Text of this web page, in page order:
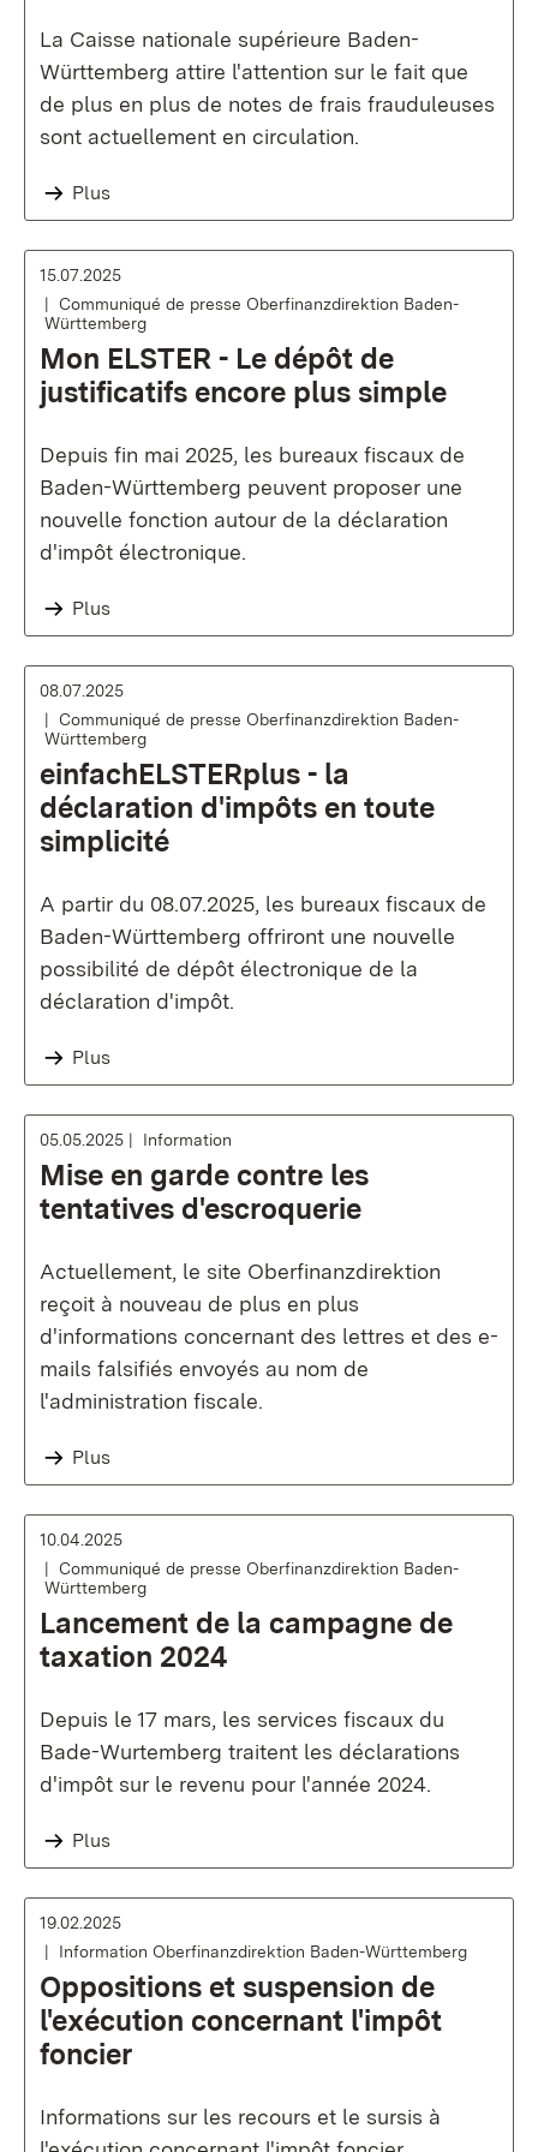
La Caisse nationale supérieure Baden-
Württemberg attire l'attention sur le fait que
de plus en plus de notes de frais frauduleuses
sont actuellement en circulation.
Plus
15.07.2025
Communiqué de presse Oberfinanzdirektion Baden-
Württemberg
Mon ELSTER - Le dépôt de
justificatifs encore plus simple
Depuis fin mai 2025, les bureaux fiscaux de
Baden-Württemberg peuvent proposer une
nouvelle fonction autour de la déclaration
d'impôt électronique.
Plus
08.07.2025
Communiqué de presse Oberfinanzdirektion Baden-
Württemberg
einfachELSTERplus - la
déclaration d'impôts en toute
simplicité
A partir du 08.07.2025, les bureaux fiscaux de
Baden-Württemberg offriront une nouvelle
possibilité de dépôt électronique de la
déclaration d'impôt.
Plus
05.05.2025 Information
Mise en garde contre les
tentatives d'escroquerie
Actuellement, le site Oberfinanzdirektion
reçoit à nouveau de plus en plus
d'informations concernant des lettres et des e-
mails falsifiés envoyés au nom de
l'administration fiscale.
Plus
10.04.2025
Communiqué de presse Oberfinanzdirektion Baden-
Württemberg
Lancement de la campagne de
taxation 2024
Depuis le 17 mars, les services fiscaux du
Bade-Wurtemberg traitent les déclarations
d'impôt sur le revenu pour l'année 2024.
Plus
19.02.2025
Information Oberfinanzdirektion Baden-Württemberg
Oppositions et suspension de
l'exécution concernant l'impôt
foncier
Informations sur les recours et le sursis à